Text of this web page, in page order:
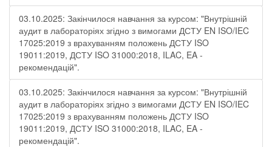
03.10.2025: Закінчилося навчання за курсом: "Внутрішній
аудит в лабораторіях згідно з вимогами ДСТУ EN ISO/IEC
17025:2019 з врахуванням положень ДСТУ ISO
19011:2019, ДСТУ ISO 31000:2018, ILAC, EA -
рекомендацій".
03.10.2025: Закінчилося навчання за курсом: "Внутрішній
аудит в лабораторіях згідно з вимогами ДСТУ EN ISO/IEC
17025:2019 з врахуванням положень ДСТУ ISO
19011:2019, ДСТУ ISO 31000:2018, ILAC, EA -
рекомендацій".